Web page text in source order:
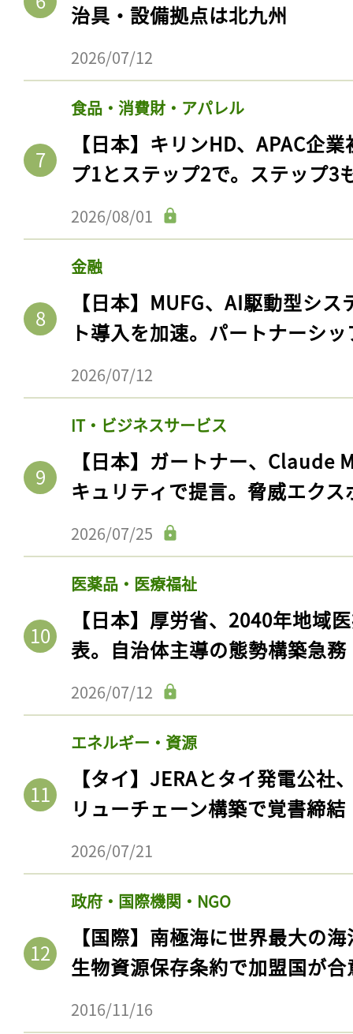
治具・設備拠点は北九州
2026/07/12
食品・消費財・アパレル
【日本】キリンHD、APAC企
プ1とステップ2で。ステップ3
2026/08/01
金融
【日本】MUFG、AI駆動型シ
ト導入を加速。パートナーシ
2026/07/12
IT・ビジネスサービス
【日本】ガートナー、Claude
キュリティで提言。脅威エク
2026/07/25
医薬品・医療福祉
【日本】厚労省、2040年地域
表。自治体主導の態勢構築急務
2026/07/12
エネルギー・資源
【タイ】JERAとタイ発電公社
リューチェーン構築で覚書締結
2026/07/21
政府・国際機関・NGO
【国際】南極海に世界最大の
生物資源保存条約で加盟国が合
2016/11/16
記事をお気に入りに
ログインが必
ログイン